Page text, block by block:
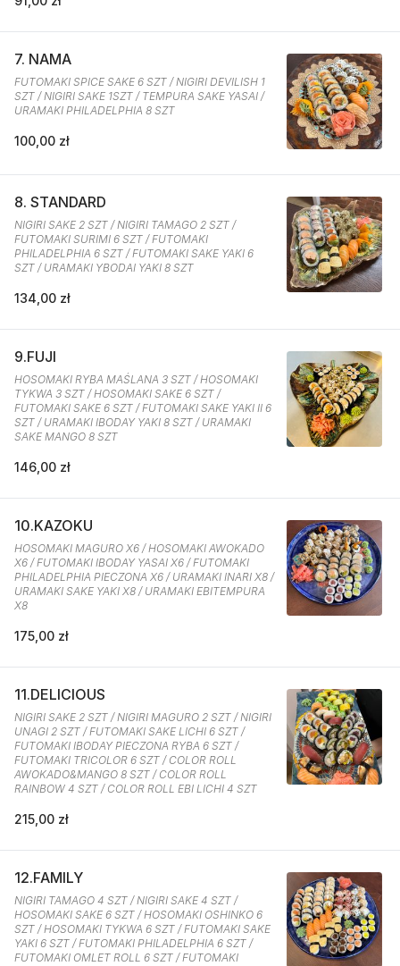
7. NAMA
FUTOMAKI SPICE SAKE 6 SZT / NIGIRI DEVILISH 1
SZT / NIGIRI SAKE 1SZT / TEMPURA SAKE YASAI /
URAMAKI PHILADELPHIA 8 SZT
100,00 zł
8. STANDARD
NIGIRI SAKE 2 SZT / NIGIRI TAMAGO 2 SZT /
FUTOMAKI SURIMI 6 SZT / FUTOMAKI
PHILADELPHIA 6 SZT / FUTOMAKI SAKE YAKI 6
SZT / URAMAKI YBODAI YAKI 8 SZT
134,00 zł
9.FUJI
HOSOMAKI RYBA MAŚLANA 3 SZT / HOSOMAKI
TYKWA 3 SZT / HOSOMAKI SAKE 6 SZT /
FUTOMAKI SAKE 6 SZT / FUTOMAKI SAKE YAKI II 6
SZT / URAMAKI IBODAY YAKI 8 SZT / URAMAKI
SAKE MANGO 8 SZT
146,00 zł
10.KAZOKU
HOSOMAKI MAGURO X6 / HOSOMAKI AWOKADO
X6 / FUTOMAKI IBODAY YASAI X6 / FUTOMAKI
PHILADELPHIA PIECZONA X6 / URAMAKI INARI X8 /
URAMAKI SAKE YAKI X8 / URAMAKI EBITEMPURA
X8
175,00 zł
11.DELICIOUS
NIGIRI SAKE 2 SZT / NIGIRI MAGURO 2 SZT / NIGIRI
UNAGI 2 SZT / FUTOMAKI SAKE LICHI 6 SZT /
FUTOMAKI IBODAY PIECZONA RYBA 6 SZT /
FUTOMAKI TRICOLOR 6 SZT / COLOR ROLL
AWOKADO&MANGO 8 SZT / COLOR ROLL
RAINBOW 4 SZT / COLOR ROLL EBI LICHI 4 SZT
215,00 zł
12.FAMILY
NIGIRI TAMAGO 4 SZT / NIGIRI SAKE 4 SZT /
HOSOMAKI SAKE 6 SZT / HOSOMAKI OSHINKO 6
SZT / HOSOMAKI TYKWA 6 SZT / FUTOMAKI SAKE
YAKI 6 SZT / FUTOMAKI PHILADELPHIA 6 SZT /
FUTOMAKI OMLET ROLL 6 SZT / FUTOMAKI